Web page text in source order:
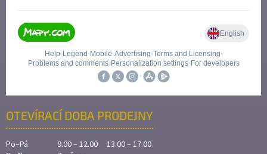
OTEVÍRACÍ DOBA PRODEJNY
Po–Pá
9.00 – 12.00 13.00 – 17.00